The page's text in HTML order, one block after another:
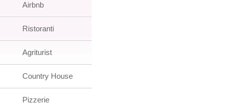
Airbnb
Ristoranti
Agriturist
Country House
Pizzerie